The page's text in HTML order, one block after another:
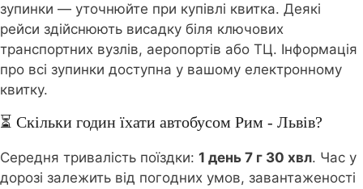
зупинки — уточнюйте при купівлі квитка. Деякі
рейси здійснюють висадку біля ключових
транспортних вузлів, аеропортів або ТЦ. Інформація
про всі зупинки доступна у вашому електронному
квитку.
⏳ Скільки годин їхати автобусом Рим - Львів?
Середня тривалість поїздки: 1 день 7 г 30 хвл. Час у
дорозі залежить від погодних умов, завантаженості